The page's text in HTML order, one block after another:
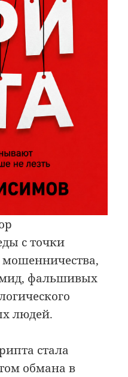
с точки
мошенничества,
фальшивых
людей.
стала
обмана в